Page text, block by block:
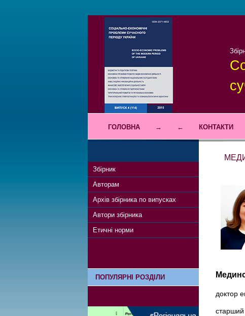
ГОЛОВНА → ← КОНТАКТИ
Збірник
Авторам
Архів збірника по випусках
Автори збірника
Етичні норми
ПОПУЛЯРНІ РОЗДІЛИ
доктор
старший